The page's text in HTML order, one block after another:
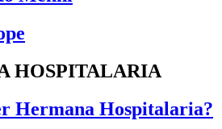
HOSPITALARIA
Hermana Hospitalaria?